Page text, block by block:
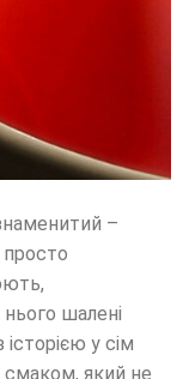
–
просто
шалені
у сім
смаком, який не